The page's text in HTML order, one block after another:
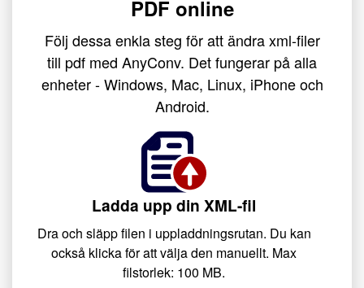
PDF online
Följ dessa enkla steg för att ändra xml-filer
till pdf med AnyConv. Det fungerar på alla
enheter - Windows, Mac, Linux, iPhone och
Android.
Ladda upp din XML-fil
Dra och släpp filen i uppladdningsrutan. Du kan
också klicka för att välja den manuellt. Max
filstorlek: 100 MB.